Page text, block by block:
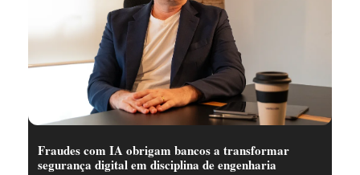
Fraudes com IA obrigam bancos a transformar
segurança digital em disciplina de engenharia